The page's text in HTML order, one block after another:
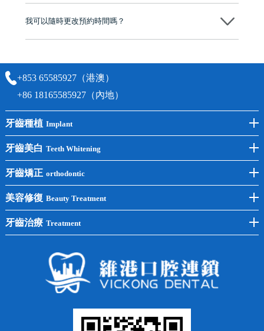
我可以隨時更改預約時間嗎？
+853 65585927（港澳）
+86 18165585927（內地）
牙齒種植 Implant
前牙種植
後牙種植
單顆種植
半口種植
全口種植
牙齒美白 Teeth Whitening
冷光美白
洗牙
四環素牙
常見問題
牙齒矯正 orthodontic
牙齒矯正
兒童矯正
牙列不齊
美容修復 Beauty Treatment
全瓷牙
牙齒治療 Treatment